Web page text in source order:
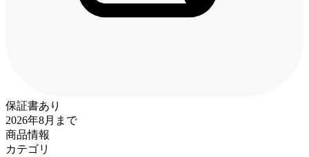
保証書あり
2026年8月まで
商品情報
カテゴリ